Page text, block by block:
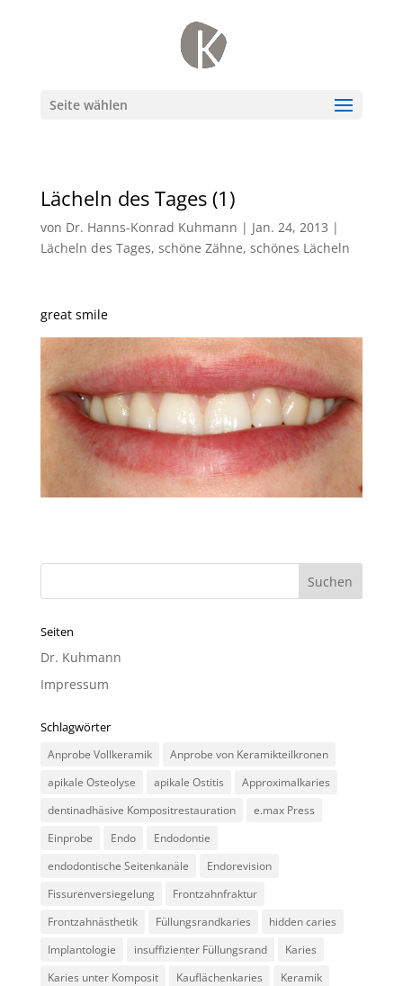
Seite wählen
Lächeln des Tages (1)
von Dr. Hanns-Konrad Kuhmann | Jan. 24, 2013 |
Lächeln des Tages, schöne Zähne, schönes Lächeln
great smile
Seiten
Dr. Kuhmann
Impressum
Schlagwörter
Anprobe Vollkeramik
Anprobe von Keramikteilkronen
apikale Osteolyse
apikale Ostitis
Approximalkaries
dentinadhäsive Kompositrestauration
e.max Press
Einprobe
Endo
Endodontie
endodontische Seitenkanäle
Endorevision
Fissurenversiegelung
Frontzahnfraktur
Frontzahnästhetik
Füllungsrandkaries
hidden caries
Implantologie
insuffizienter Füllungsrand
Karies
Karies unter Komposit
Kauflächenkaries
Keramik